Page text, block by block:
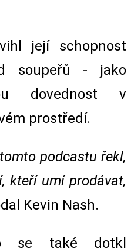
její schopnost
soupeřů - jako
dovednost v
prostředí.
podcastu řekl,
kteří umí prodávat,
Kevin Nash.
se také dotkl